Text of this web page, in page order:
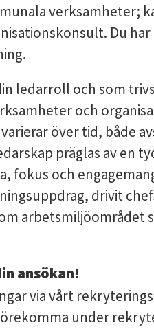
verksamheter;
Du har
ledarroll och som
och
över tid, både
präglas av en
fokus och
drivit
arbetsmiljöområdet
ansökan!
via vårt
under